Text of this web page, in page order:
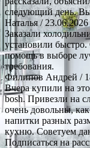
следующий день.
Наталья/ 23.06.2026
Заказали
установили быстро.
помощь в выборе
требования.
Филипов Андрей /
Вчера купили на
bosh. Привезли на
очень довольны,
напитки разных
кухню. Советуем
Подписаться на